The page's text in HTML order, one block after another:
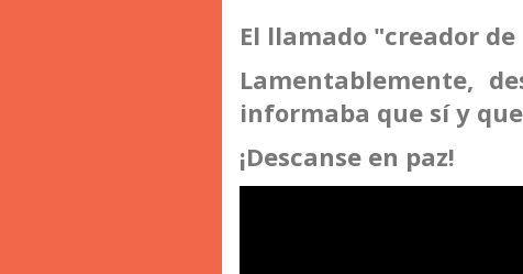
El llamado "creador
Lamentablemente,
informaba que sí y
¡Descanse en paz!